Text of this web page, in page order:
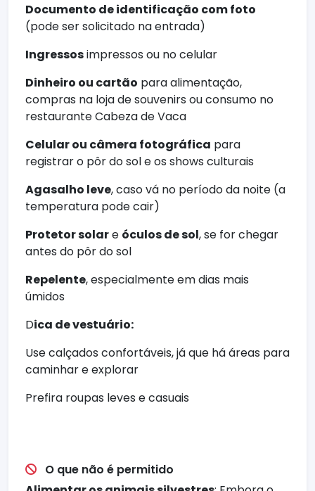
Documento de identificação com foto
(pode ser solicitado na entrada)
Ingressosimpressos ou no celular
Dinheiro ou cartão para alimentação,
compras na loja de souvenirs ou consumo no
restaurante Cabeza de Vaca
Celular ou câmera fotográfica para
registrar o pôr do sol e os shows culturais
Agasalho leve, caso vá no período da noite (a
temperatura pode cair)
Protetor solare óculos de sol, se for chegar
antes do pôr do sol
Repelente, especialmente em dias mais
úmidos
Dica de vestuário:
Use calçados confortáveis, já que há áreas para
caminhar e explorar
Prefira roupas leves e casuais
O que não é permitido